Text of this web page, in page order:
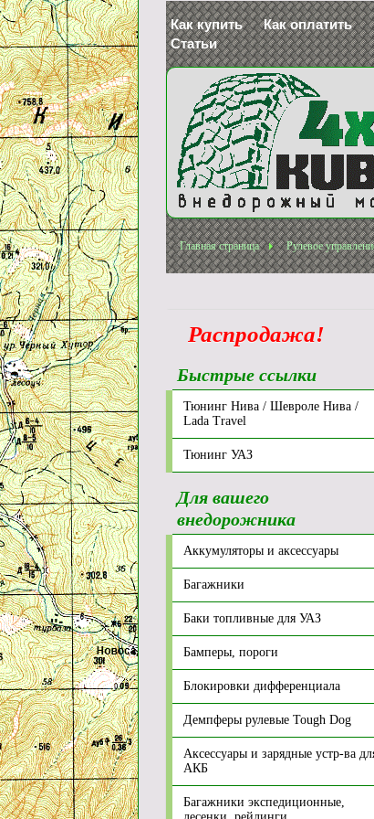
Как купить Как оплатить
Статьи
Главная страница Рулевое
Распродажа!
Быстрые ссылки
Тюнинг Нива / Шевроле Нива /
Lada Travel
Тюнинг УАЗ
Для вашего
внедорожника
Аккумуляторы и аксессуары
Багажники
Баки топливные для УАЗ
Бамперы, пороги
Блокировки дифференциала
Демпферы рулевые Tough Dog
Аксессуары и зарядные устр-ва
АКБ
Багажники экспедиционные,